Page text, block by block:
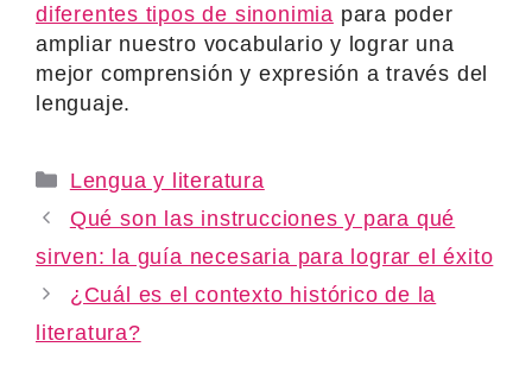
diferentes tipos de sinonimia para poder
ampliar nuestro vocabulario y lograr una
mejor comprensión y expresión a través del
lenguaje.
Categories
Lengua y literatura
Qué son las instrucciones y para qué
sirven: la guía necesaria para lograr el éxito
¿Cuál es el contexto histórico de la
literatura?